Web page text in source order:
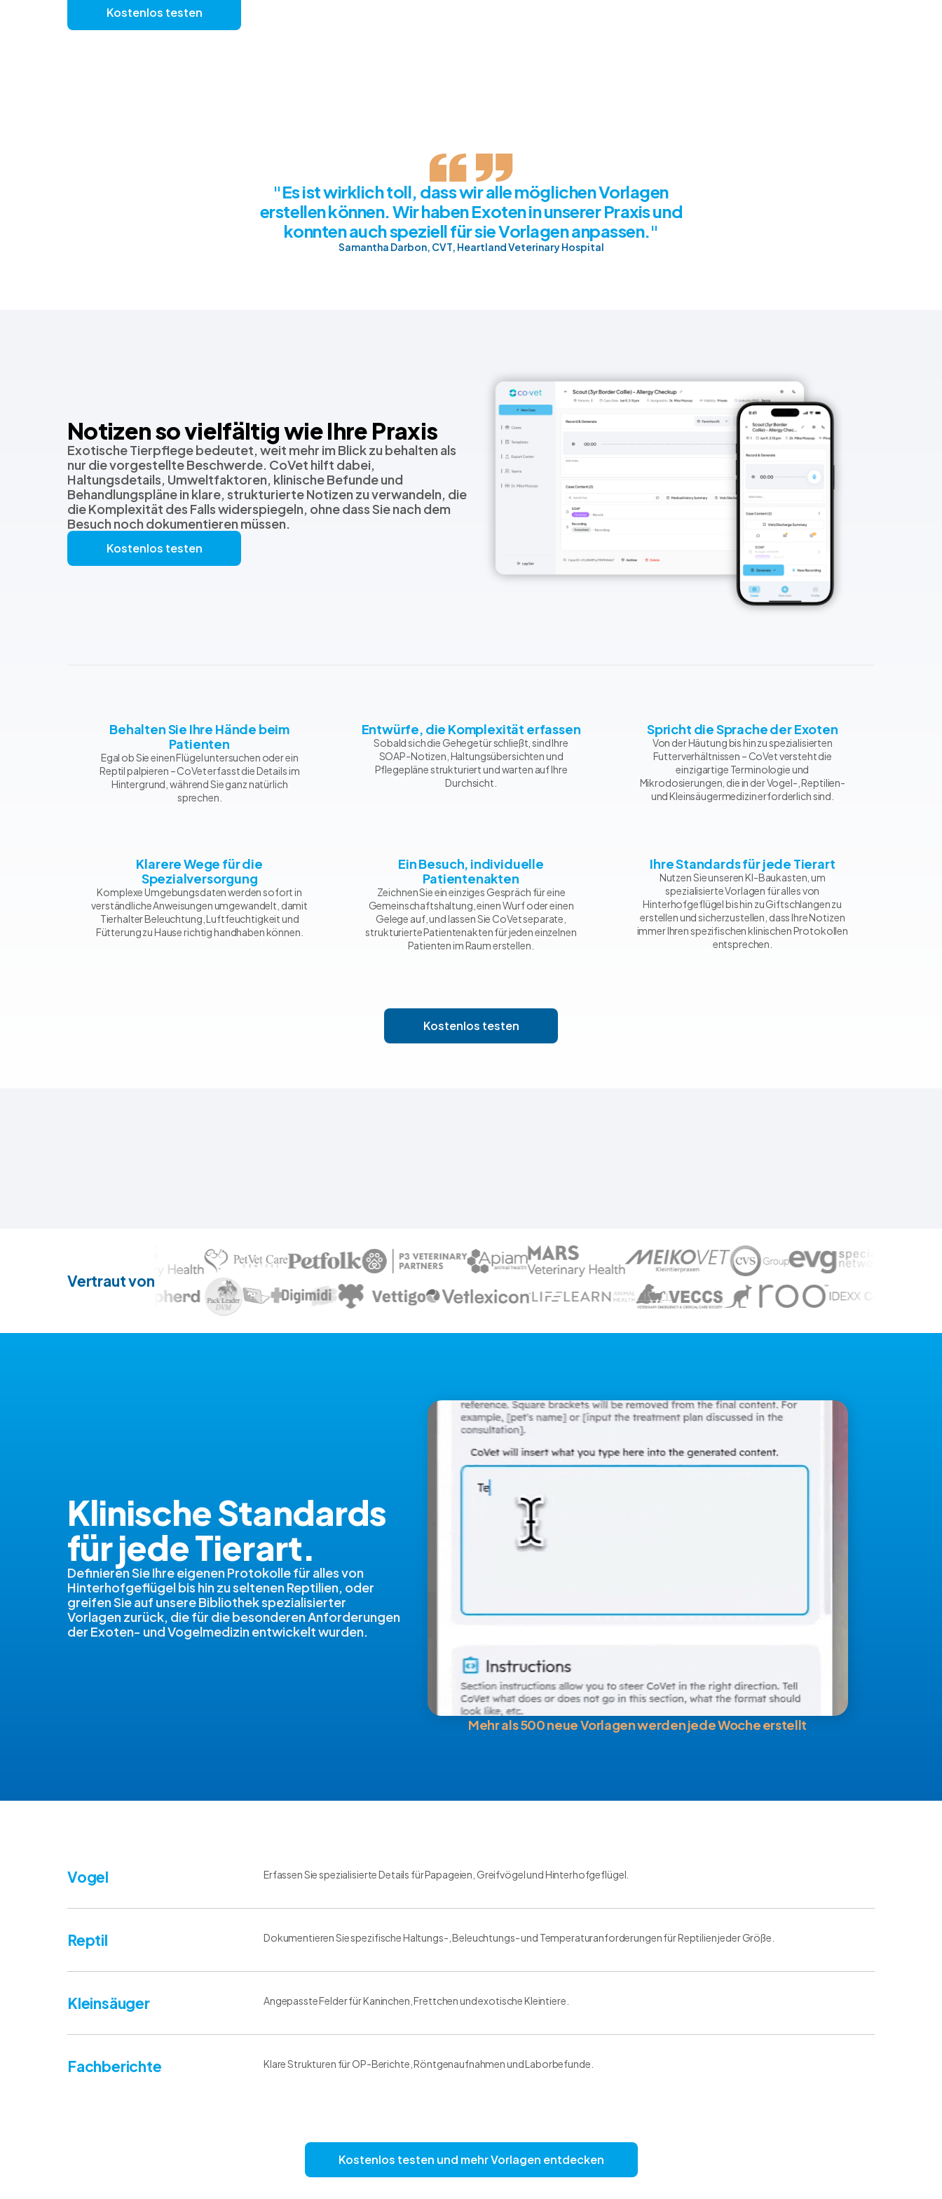
Kostenlos testen
"Es ist wirklich toll, dass wir alle möglichen Vorlagen
erstellen können. Wir haben Exoten in unserer Praxis und
konnten auch speziell für sie Vorlagen anpassen."
Samantha Darbon, CVT, Heartland Veterinary Hospital
Notizen so vielfältig wie Ihre Praxis
Exotische Tierpflege bedeutet, weit mehr im Blick zu behalten als
nur die vorgestellte Beschwerde. CoVet hilft dabei,
Haltungsdetails, Umweltfaktoren, klinische Befunde und
Behandlungspläne in klare, strukturierte Notizen zu verwandeln, die
die Komplexität des Falls widerspiegeln, ohne dass Sie nach dem
Besuch noch dokumentieren müssen.
Kostenlos testen
Behalten Sie Ihre Hände beim
Patienten
Egal ob Sie einen Flügel untersuchen oder ein
Reptil palpieren – CoVet erfasst die Details im
Hintergrund, während Sie ganz natürlich
sprechen.
Entwürfe, die Komplexität erfassen
Sobald sich die Gehegetür schließt, sind Ihre
SOAP-Notizen, Haltungsübersichten und
Pflegepläne strukturiert und warten auf Ihre
Durchsicht.
Spricht die Sprache der Exoten
Von der Häutung bis hin zu spezialisierten
Futterverhältnissen – CoVet versteht die
einzigartige Terminologie und
Mikrodosierungen, die in der Vogel-, Reptilien-
und Kleinsäugermedizin erforderlich sind.
Klarere Wege für die
Spezialversorgung
Komplexe Umgebungsdaten werden sofort in
verständliche Anweisungen umgewandelt, damit
Tierhalter Beleuchtung, Luftfeuchtigkeit und
Fütterung zu Hause richtig handhaben können.
Ein Besuch, individuelle
Patientenakten
Zeichnen Sie ein einziges Gespräch für eine
Gemeinschaftshaltung, einen Wurf oder einen
Gelege auf, und lassen Sie CoVet separate,
strukturierte Patientenakten für jeden einzelnen
Patienten im Raum erstellen.
Ihre Standards für jede Tierart
Nutzen Sie unseren KI-Baukasten, um
spezialisierte Vorlagen für alles von
Hinterhofgeflügel bis hin zu Giftschlangen zu
erstellen und sicherzustellen, dass Ihre Notizen
immer Ihren spezifischen klinischen Protokollen
entsprechen.
Kostenlos testen
Vertraut von
Klinische Standards
für jede Tierart.
Definieren Sie Ihre eigenen Protokolle für alles von
Hinterhofgeflügel bis hin zu seltenen Reptilien, oder
greifen Sie auf unsere Bibliothek spezialisierter
Vorlagen zurück, die für die besonderen Anforderungen
der Exoten- und Vogelmedizin entwickelt wurden.
Mehr als 500 neue Vorlagen werden jede Woche erstellt
Vogel Erfassen Sie spezialisierte Details für Papageien, Greifvögel und Hinterhofgeflügel.
Reptil Dokumentieren Sie spezifische Haltungs-, Beleuchtungs- und Temperaturanforderungen für Reptilien jeder Größe.
Kleinsäuger Angepasste Felder für Kaninchen, Frettchen und exotische Kleintiere.
Fachberichte Klare Strukturen für OP-Berichte, Röntgenaufnahmen und Laborbefunde.
Kostenlos testen und mehr Vorlagen entdecken